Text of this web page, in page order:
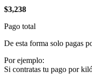
$3,238
Pago total
De esta forma solo pagas
Por ejemplo:
Si contratas tu pago por